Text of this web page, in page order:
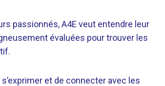
passionnés, A4E veut entendre leur
évaluées pour trouver les
et de connecter avec les